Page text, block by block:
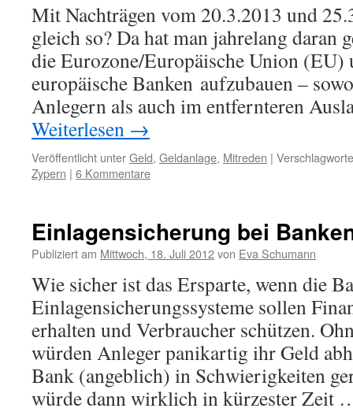
Mit Nachträgen vom 20.3.2013 und
gleich so? Da hat man jahrelang daran
die Eurozone/Europäische Union (EU)
europäische Banken aufzubauen –
Anlegern als auch im entfernteren
Weiterlesen →
Veröffentlicht unterGeld, Geldanlage, Mitreden |
Zypern | 6 Kommentare
Einlagensicherung bei
Publiziert am Mittwoch, 18. Juli 2012von Eva Schumann
Wie sicher ist das Ersparte, wenn die
Einlagensicherungssysteme sollen
erhalten und Verbraucher schützen.
würden Anleger panikartig ihr Geld
Bank (angeblich) in Schwierigkeiten
würde dann wirklich in kürzester Zeit